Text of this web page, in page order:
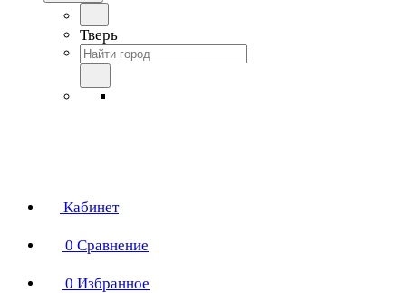
Тверь
Кабинет
0 Сравнение
0 Избранное